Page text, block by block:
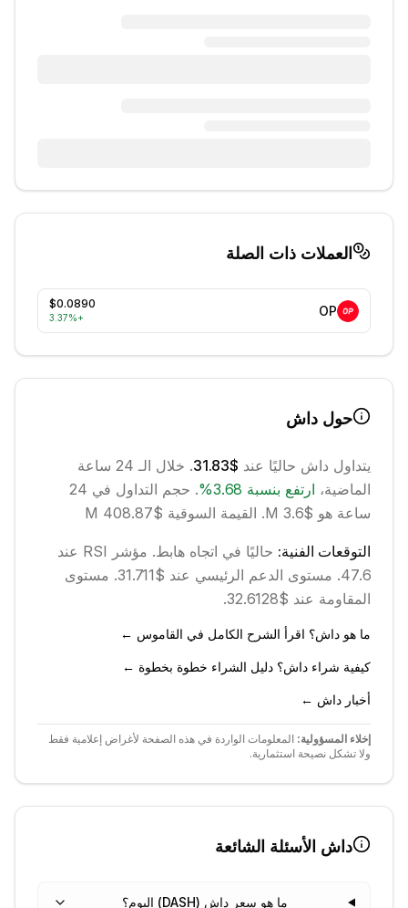
العملات ذات الصلة
OP
$0.0890
+
3.37%
حول داش
يتداول داش حاليًا عند $31.83
. خلال الـ 24 ساعة
الماضية، ارتفع بنسبة 3.68
%
.
حجم التداول في 24
ساعة هو $3.6 M.
القيمة السوقية $408.87 M
التوقعات الفنية: حاليًا في اتجاه هابط.
مؤشر RSI عند
47.6. مستوى الدعم الرئيسي عند $31.711.
مستوى
المقاومة عند $32.6128.
ما هو داش؟ اقرأ الشرح الكامل في القاموس ←
كيفية شراء داش؟ دليل الشراء خطوة بخطوة ←
أخبار داش ←
إخلاء المسؤولية: المعلومات الواردة في هذه الصفحة لأغراض إعلامية فقط
ولا تشكل نصيحة استثمارية.
داش الأسئلة الشائعة
ما هو سعر داش (DASH) اليوم؟